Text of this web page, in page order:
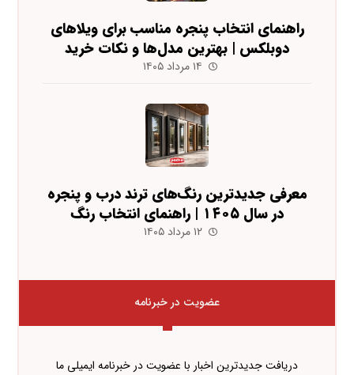
راهنمای انتخاب پنجره مناسب برای ویلاهای
دوبلکس | بهترین مدل‌ها و نکات خرید
۱۴ مرداد ۱۴۰۵
معرفی جدیدترین رنگ‌های ترند درب و پنجره
در سال ۱۴۰۵ | راهنمای انتخاب رنگ
۱۲ مرداد ۱۴۰۵
عضویت در خبرنامه
دریافت جدیدترین اخبار با عضویت در خبرنامه ایمیلی ما